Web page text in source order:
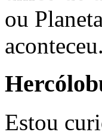
ou
aconteceu.
Estou